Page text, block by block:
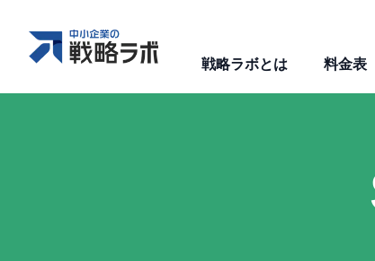
戦略ラボとは 料金表